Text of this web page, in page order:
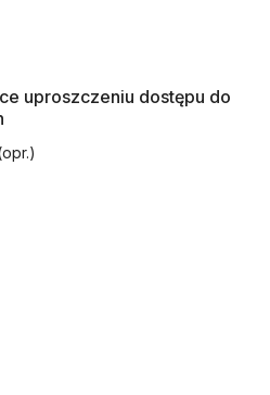
uproszczeniu dostępu do